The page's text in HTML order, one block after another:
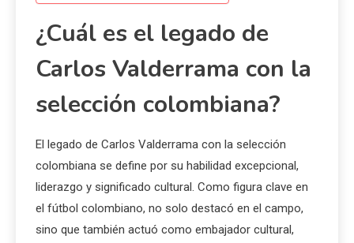
¿Cuál es el legado de
Carlos Valderrama con la
selección colombiana?
El legado de Carlos Valderrama con la selección
colombiana se define por su habilidad excepcional,
liderazgo y significado cultural. Como figura clave en
el fútbol colombiano, no solo destacó en el campo,
sino que también actuó como embajador cultural,